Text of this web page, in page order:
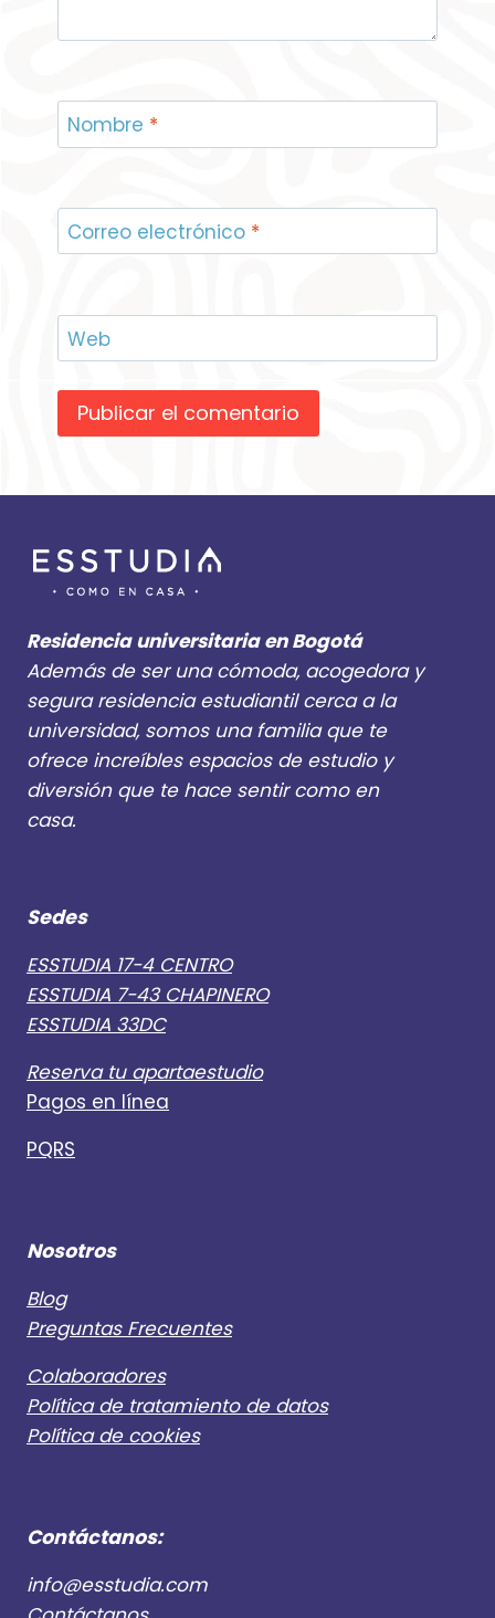
Nombre *
Correo electrónico *
Web
Residencia universitaria en Bogotá
Además de ser una cómoda, acogedora y
segura residencia estudiantil cerca a la
universidad, somos una familia que te
ofrece increíbles espacios de estudio y
diversión que te hace sentir como en
casa.
Sedes
ESSTUDIA 17-4 CENTRO
ESSTUDIA 7-43 CHAPINERO
ESSTUDIA 33DC
Reserva tu apartaestudio
Pagos en línea
PQRS
Nosotros
Blog
Preguntas Frecuentes
Colaboradores
Política de tratamiento de datos
Política de cookies
Contáctanos:
info@esstudia.com